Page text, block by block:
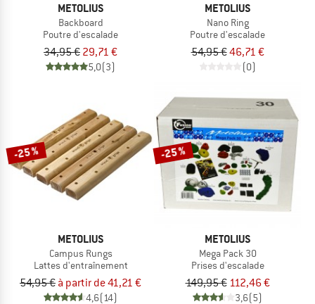
METOLIUS
Backboard
Poutre d'escalade
34,95 € 29,71 €
5,0(3)
METOLIUS
Nano Ring
Poutre d'escalade
54,95 €46,71 €
(0)
-25 %
METOLIUS
Campus Rungs
Lattes d'entraînement
54,95 € à partir de 41,21 €
4,6(14)
-25 %
METOLIUS
Mega Pack 30
Prises d'escalade
149,95 € 112,46 €
3,6(5)